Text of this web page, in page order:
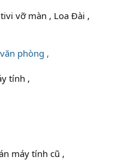
vỡ màn , Loa Đài ,
phòng ,
tính ,
máy tính cũ ,